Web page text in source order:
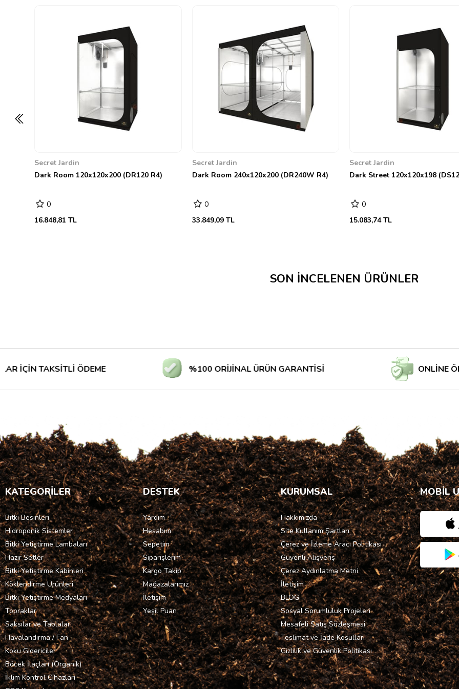
Aydınlatma Önerisi
Çadır Hacim
Su geçirmez çıkarılabilir su
Secret Jardin
Dark Room 120x120x200 (DR120 R4)
0
16.848,81 TL
Secret Jardin
Dark Room 240x120x200 (DR240W R4)
0
33.849,09 TL
Secret Jardin
Dark Street 120x120x198
0
15.083,74 TL
SON İNCELENEN ÜRÜNLER
TAKSİTLİ ÖDEME %100 ORİJİNAL ÜRÜN GARANTİSİ ONLİNE ÖDE
KATEGORİLER
Bitki Besinleri
Hidroponik Sistemler
Bitki Yetiştirme Lambaları
Hazır Setler
Bitki Yetiştirme Kabinleri
Köklendirme Ürünleri
Bitki Yetiştirme Medyaları
Topraklar
Saksılar ve Tablalar
Havalandırma / Fan
Koku Gidericiler
Böcek İlaçları (Organik)
İklim Kontrol Cihazları
DESTEK
Yardım
Hesabım
Sepetim
Siparişlerim
Kargo Takip
Mağazalarımız
İletişim
Yeşil Puan
KURUMSAL
Hakkımızda
Site Kullanım Şartları
Çerez ve İzleme Aracı Politikası
Güvenli Alışveriş
Çerez Aydınlatma Metni
İletişim
BLOG
Sosyal Sorumluluk Projeleri
Mesafeli Satış Sözleşmesi
Teslimat ve İade Koşulları
Gizlilik ve Güvenlik Politikası
MOBİL